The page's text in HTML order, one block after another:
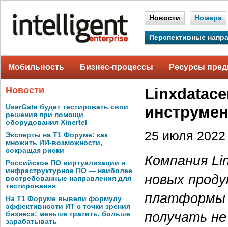
Новости Номера
Перспективные
Мобильность Бизнес-процессы Ресурсы
Новости
UserGate будет тестировать свои
решения при помощи
оборудования Xinertel
Эксперты на Т1 Форуме: как
множить ИИ-возможности,
сокращая риски
Российское ПО виртуализации и
инфраструктурное ПО — наиболее
востребованные направления для
тестирования
На Т1 Форуме вывели формулу
эффективности ИТ с точки зрения
бизнеса: меньше тратить, больше
зарабатывать
25 июля 2022
Компания
новых
платформы
получать